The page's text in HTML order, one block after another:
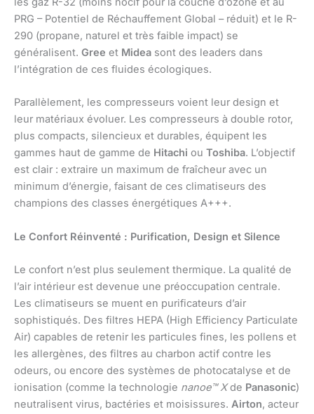
PRG – Potentiel de Réchauffement Global – réduit) et le R-
290 (propane, naturel et très faible impact) se
généralisent. Gree et Midea sont des leaders dans
l’intégration de ces fluides écologiques.
Parallèlement, les compresseurs voient leur design et
leur matériaux évoluer. Les compresseurs à double rotor,
plus compacts, silencieux et durables, équipent les
gammes haut de gamme de Hitachi ou Toshiba. L’objectif
est clair : extraire un maximum de fraîcheur avec un
minimum d’énergie, faisant de ces climatiseurs des
champions des classes énergétiques A+++.
Le Confort Réinventé : Purification, Design et Silence
Le confort n’est plus seulement thermique. La qualité de
l’air intérieur est devenue une préoccupation centrale.
Les climatiseurs se muent en purificateurs d’air
sophistiqués. Des filtres HEPA (High Efficiency Particulate
Air) capables de retenir les particules fines, les pollens et
les allergènes, des filtres au charbon actif contre les
odeurs, ou encore des systèmes de photocatalyse et de
ionisation (comme la technologie nanoe™ Xde Panasonic)
neutralisent virus, bactéries et moisissures. Airton, acteur